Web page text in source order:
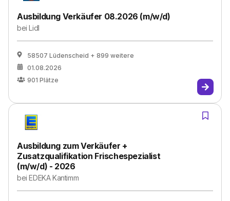
Ausbildung Verkäufer 08.2026 (m/w/d)
beiLidl
58507 Lüdenscheid + 899 weitere
01.08.2026
901 Plätze
Ausbildung zum Verkäufer +
Zusatzqualifikation Frischespezialist
(m/w/d) - 2026
beiEDEKA Kantimm